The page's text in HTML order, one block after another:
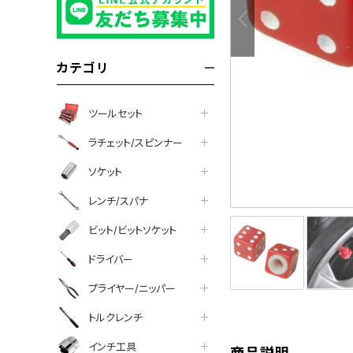
カテゴリ
ツールセット
ラチェット/スピンナー
ソケット
レンチ/スパナ
ビット/ビットソケット
ドライバー
プライヤー/ニッパー
トルクレンチ
インチ工具
facebook
line